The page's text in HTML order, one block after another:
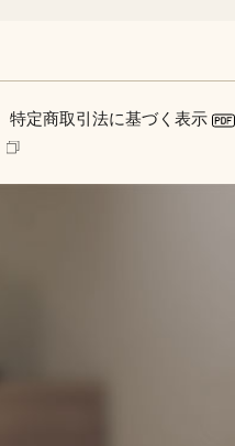
特定商取引法に基づく表示